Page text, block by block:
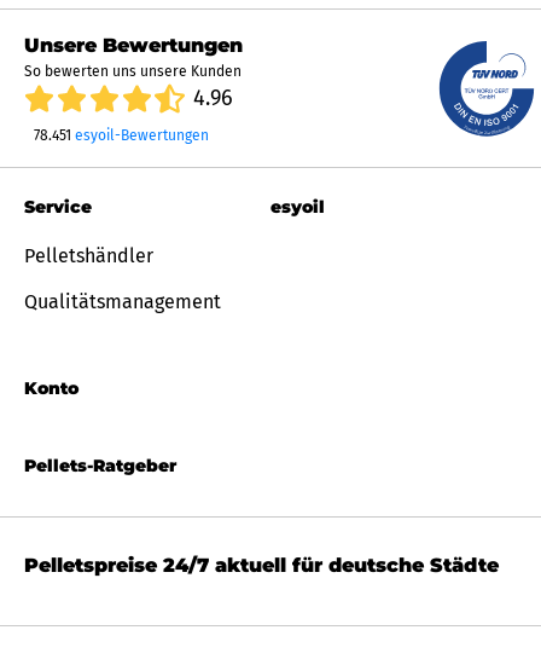
Unsere Bewertungen
So bewerten uns unsere Kunden
4.96
78.451 esyoil-Bewertungen
Pellets-Ratgeber
Service
Pelletshändler
Qualitätsmanagement
Konto
esyoil
Pelletspreise 24/7 aktuell für deutsche Städte